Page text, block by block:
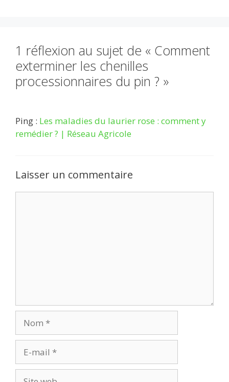
1 réflexion au sujet de « Comment
exterminer les chenilles
processionnaires du pin ? »
Ping : Les maladies du laurier rose : comment y
remédier ? | Réseau Agricole
Laisser un commentaire
mail